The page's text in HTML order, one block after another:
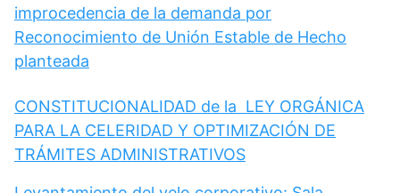
improcedencia de la demanda por
Reconocimiento de Unión Estable de Hecho
planteada
CONSTITUCIONALIDAD de la LEY ORGÁNICA
PARA LA CELERIDAD Y OPTIMIZACIÓN DE
TRÁMITES ADMINISTRATIVOS